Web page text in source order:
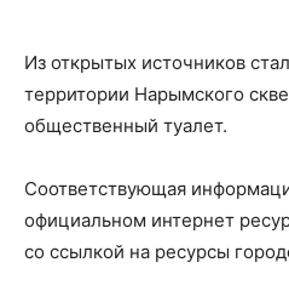
Из открытых источников
территории Нарымского
общественный туалет.
Соответствующая
официальном интернет
со ссылкой на ресурсы